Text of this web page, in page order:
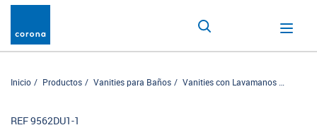
Inicio Productos Vanities para Baños Vanities con Lavamanos
REF 9562DU1-1